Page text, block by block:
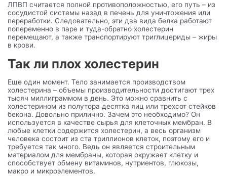
ЛПВП считается полной противоположностью, его путь – из
сосудистой системы назад в печень для уничтожения или
переработки. Следовательно, эти два вида белка работают
попеременно в паре и туда-обратно холестерин
перемещают, а также транспортируют триглицериды – жиры
в крови.
Так ли плох холестерин
Еще один момент. Тело занимается производством
холестерина – объемы производительности достигают трех
тысяч миллиграммом в день. Это можно сравнить с
холестерином из полутора десятка яиц или трехсот стейков
бекона. Довольно прилично. Зачем это необходимо? Он
используется в качестве сырья для клеточных мембран. В
любые клетки содержится холестерин, а весь организм
человека состоит из ста триллионов клеток, поэтому его и
требуется так много. Ведь он является строительным
материалом для мембраны, которая окружает клетку и
способствует обмену витаминов, нутриентов, глюкозы,
макро и микроэлементов.